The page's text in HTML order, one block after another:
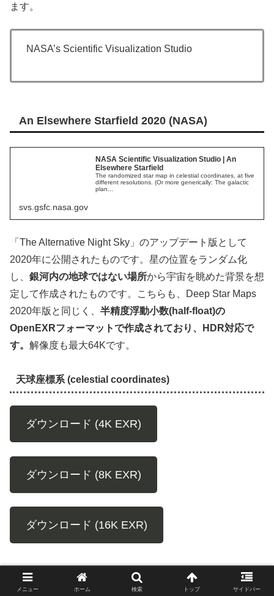
ます。
NASA’s Scientific Visualization Studio
An Elsewhere Starfield 2020 (NASA)
NASA Scientific Visualization Studio | An
Elsewhere Starfield
The randomized star map in celestial coordinates, at five
different resolutions. (Or more generically: The galactic
plan...
svs.gsfc.nasa.gov
「The Alternative Night Sky」のアップデート版として
2020年に公開されたものです。星の位置をランダム化
し、 銀河内の地球ではない場所から宇宙を眺めた背景を想
定して作成されたものです。こちらも、Deep Star Maps
2020年版と同じく、 半精度浮動小数(half-float)の
OpenEXRフォーマットで作成されており、HDR対応で
す。 解像度も最大64Kです。
天球座標系 (celestial coordinates)
ダウンロード (4K EXR)
ダウンロード (8K EXR)
ダウンロード (16K EXR)
ダウンロード (32K EXR)
メニュー ホーム 検索 トップ サイドバー